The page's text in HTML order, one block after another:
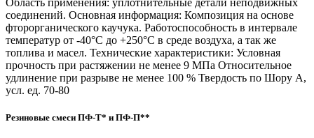
Область применения: уплотнительные детали неподвижных
соединений. Основная информация: Композиция на основе
фторорганического каучука. Работоспособность в интервале
температур от -40°С до +250°С в среде воздуха, а так же
топлива и масел. Технические характеристики: Условная
прочность при растяжении не менее 9 МПа Относительное
удлинение при разрыве не менее 100 % Твердость по Шору А,
усл. ед. 70-80
Резиновые смеси ПФ-T* и ПФ-П**